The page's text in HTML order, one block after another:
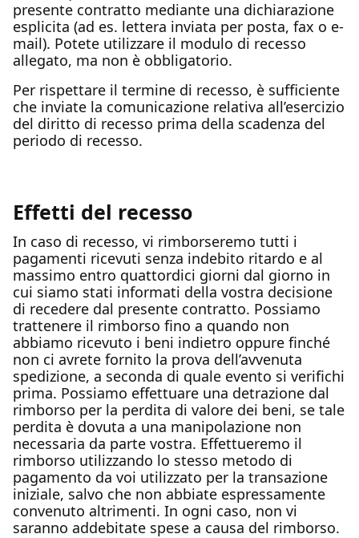
presente contratto mediante una dichiarazione
esplicita (ad es. lettera inviata per posta, fax o e-
mail). Potete utilizzare il modulo di recesso
allegato, ma non è obbligatorio.
Per rispettare il termine di recesso, è sufficiente
che inviate la comunicazione relativa all’esercizio
del diritto di recesso prima della scadenza del
periodo di recesso.
Effetti del recesso
In caso di recesso, vi rimborseremo tutti i
pagamenti ricevuti senza indebito ritardo e al
massimo entro quattordici giorni dal giorno in
cui siamo stati informati della vostra decisione
di recedere dal presente contratto. Possiamo
trattenere il rimborso fino a quando non
abbiamo ricevuto i beni indietro oppure finché
non ci avrete fornito la prova dell’avvenuta
spedizione, a seconda di quale evento si verifichi
prima. Possiamo effettuare una detrazione dal
rimborso per la perdita di valore dei beni, se tale
perdita è dovuta a una manipolazione non
necessaria da parte vostra. Effettueremo il
rimborso utilizzando lo stesso metodo di
pagamento da voi utilizzato per la transazione
iniziale, salvo che non abbiate espressamente
convenuto altrimenti. In ogni caso, non vi
saranno addebitate spese a causa del rimborso.